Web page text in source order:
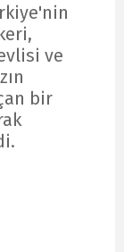
ve
bir